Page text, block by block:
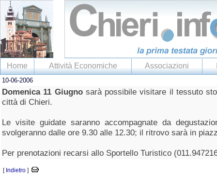
Home Attività Economiche Associazioni
10-06-2006
Domenica 11 Giugno sarà possibile visitare il tessuto
città di Chieri.
Le visite guidate saranno accompagnate da
svolgeranno dalle ore 9.30 alle 12.30; il ritrovo sarà in
Per prenotazioni recarsi allo Sportello Turistico
[ Indietro ]